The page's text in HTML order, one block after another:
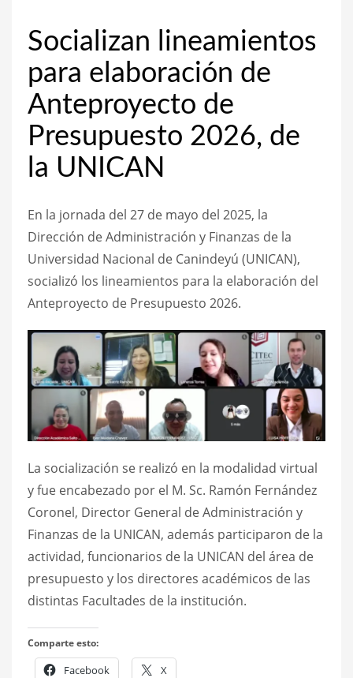
Socializan lineamientos
para elaboración de
Anteproyecto de
Presupuesto 2026, de
la UNICAN
En la jornada del 27 de mayo del 2025, la
Dirección de Administración y Finanzas de la
Universidad Nacional de Canindeyú (UNICAN),
socializó los lineamientos para la elaboración del
Anteproyecto de Presupuesto 2026.
La socialización se realizó en la modalidad virtual
y fue encabezado por el M. Sc. Ramón Fernández
Coronel, Director General de Administración y
Finanzas de la UNICAN, además participaron de la
actividad, funcionarios de la UNICAN del área de
presupuesto y los directores académicos de las
distintas Facultades de la institución.
Comparte esto:
Facebook X